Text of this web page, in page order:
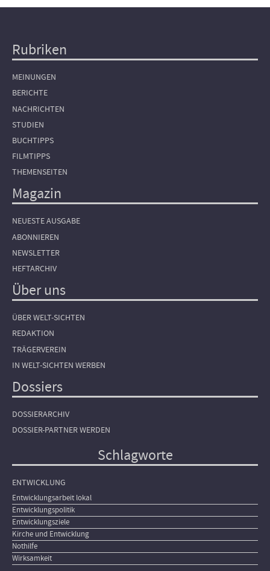
Hauptnavigation
Rubriken
MEINUNGEN
BERICHTE
NACHRICHTEN
STUDIEN
BUCHTIPPS
FILMTIPPS
THEMENSEITEN
Magazin
NEUESTE AUSGABE
ABONNIEREN
NEWSLETTER
HEFTARCHIV
Über uns
ÜBER WELT-SICHTEN
REDAKTION
TRÄGERVEREIN
IN WELT-SICHTEN WERBEN
Dossiers
DOSSIERARCHIV
DOSSIER-PARTNER WERDEN
Schlagworte
ENTWICKLUNG
Entwicklungsarbeit lokal
Entwicklungspolitik
Entwicklungsziele
Kirche und Entwicklung
Nothilfe
Wirksamkeit